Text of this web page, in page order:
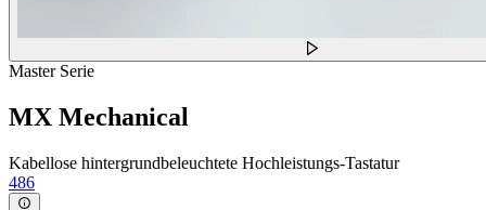
Master Serie
MX Mechanical
Kabellose hintergrundbeleuchtete Hochleistungs-Tastatur
486